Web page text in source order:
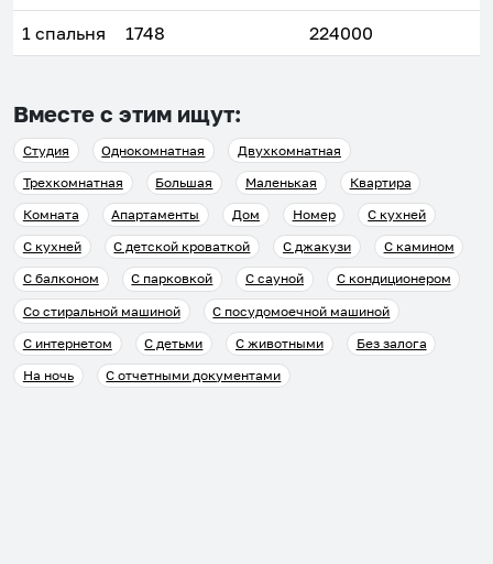
1 спальня 1748 224000
Вместе с этим ищут:
Студия Однокомнатная
Двухкомнатная
Трехкомнатная
Большая Маленькая
Квартира
Комната
Апартаменты Дом Номер
С кухней
С кухней
С детской кроваткой С джакузи
С камином
С балконом
С парковкой С сауной
С кондиционером
Со стиральной машиной
С посудомоечной машиной
С интернетом
С детьми С животными
Без залога
На ночь
С отчетными документами